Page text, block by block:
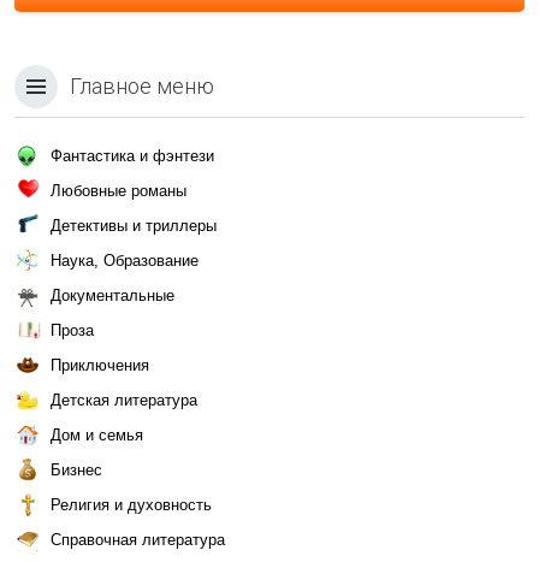
Главное меню
Фантастика и фэнтези
Любовные романы
Детективы и триллеры
Наука, Образование
Документальные
Проза
Приключения
Детская литература
Дом и семья
Бизнес
Религия и духовность
Справочная литература